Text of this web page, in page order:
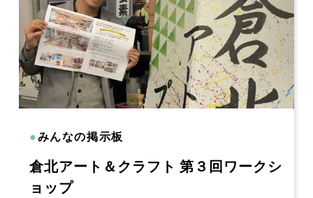
●みんなの掲示板
倉北アート＆クラフト 第３回ワークシ
ョップ